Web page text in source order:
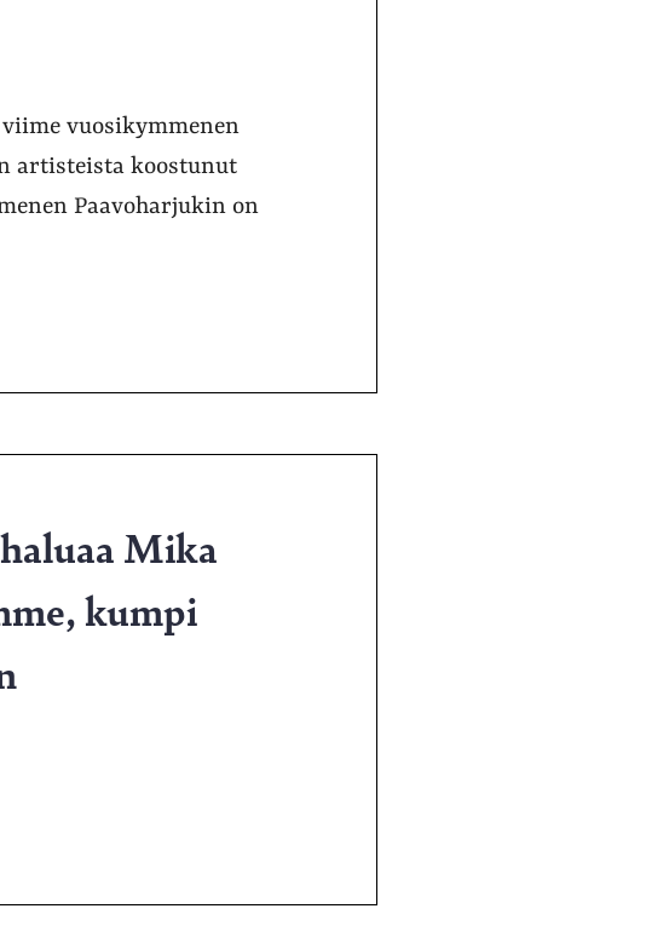
vuosikymmenen
artisteista koostunut
Paavoharjukin on
Mika
kumpi